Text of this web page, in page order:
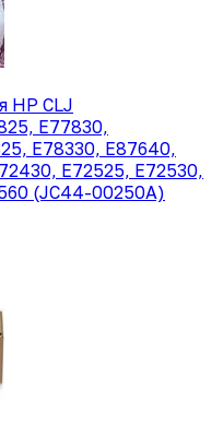
HP CLJ
E77830,
E78330, E87640,
E72525, E72530,
(JC44-00250A)